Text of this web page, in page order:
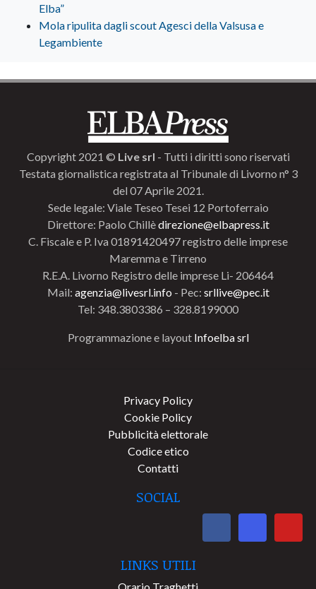
Elba”
Mola ripulita dagli scout Agesci della Valsusa e
Legambiente
Copyright 2021 © Live srl - Tutti i diritti sono riservati
Testata giornalistica registrata al Tribunale di Livorno n° 3
del 07 Aprile 2021.
Sede legale: Viale Teseo Tesei 12 Portoferraio
Direttore: Paolo Chillèdirezione@elbapress.it
C. Fiscale e P. Iva 01891420497 registro delle imprese
Maremma e Tirreno
R.E.A. Livorno Registro delle imprese Li- 206464
Mail: agenzia@livesrl.info - Pec: srllive@pec.it
Tel: 348.3803386 – 328.8199000
Programmazione e layout Infoelba srl
Privacy Policy
Cookie Policy
Pubblicità elettorale
Codice etico
Contatti
SOCIAL
LINKS UTILI
Orario Traghetti